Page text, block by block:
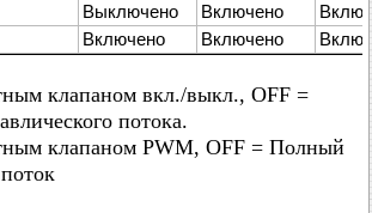
Выключено Включено
Включено Включено
клапаном вкл./выкл., ОFF =
потока.
клапаном PWM, OFF = Полный